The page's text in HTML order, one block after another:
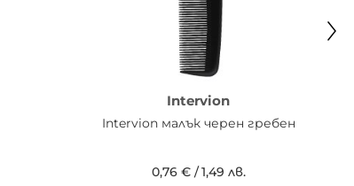
Intervion
Intervion малък черен гребен
0,76 €/1,49 лв.